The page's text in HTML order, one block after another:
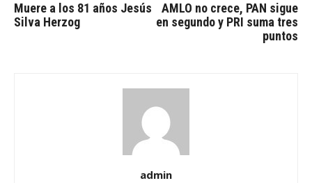
Muere a los 81 años Jesús
Silva Herzog
AMLO no crece, PAN sigue
en segundo y PRI suma tres
puntos
admin